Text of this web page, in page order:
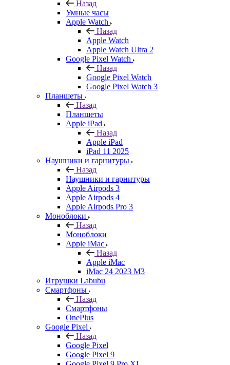
Назад
Умные часы
Apple Watch
Назад
Apple Watch
Apple Watch Ultra 2
Google Pixel Watch
Назад
Google Pixel Watch
Google Pixel Watch 3
Планшеты
Назад
Планшеты
Apple iPad
Назад
Apple iPad
iPad 11 2025
Наушники и гарнитуры
Назад
Наушники и гарнитуры
Apple Airpods 3
Apple Airpods 4
Apple Airpods Pro 3
Моноблоки
Назад
Моноблоки
Apple iMac
Назад
Apple iMac
iMac 24 2023 M3
Игрушки Labubu
Смартфоны
Назад
Смартфоны
OnePlus
Google Pixel
Назад
Google Pixel
Google Pixel 9